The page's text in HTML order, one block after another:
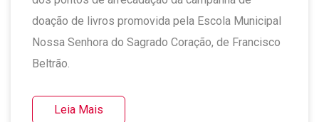
doação de livros promovida pela Escola Municipal
Nossa Senhora do Sagrado Coração, de Francisco
Beltrão.
Leia Mais